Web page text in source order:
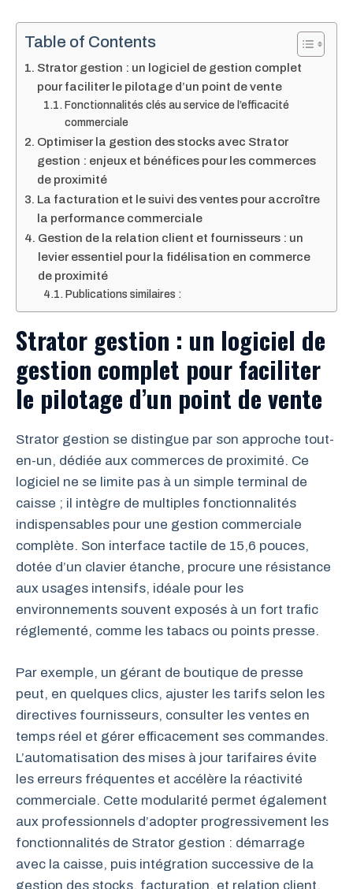
Table of Contents
Strator gestion : un logiciel de gestion complet
pour faciliter le pilotage d’un point de vente
Fonctionnalités clés au service de l’efficacité
commerciale
Optimiser la gestion des stocks avec Strator
gestion : enjeux et bénéfices pour les commerces
de proximité
La facturation et le suivi des ventes pour accroître
la performance commerciale
Gestion de la relation client et fournisseurs : un
levier essentiel pour la fidélisation en commerce
de proximité
Publications similaires :
Strator gestion : un logiciel de
gestion complet pour faciliter
le pilotage d’un point de vente
Strator gestion se distingue par son approche tout-
en-un, dédiée aux commerces de proximité. Ce
logiciel ne se limite pas à un simple terminal de
caisse ; il intègre de multiples fonctionnalités
indispensables pour une gestion commerciale
complète. Son interface tactile de 15,6 pouces,
dotée d’un clavier étanche, procure une résistance
aux usages intensifs, idéale pour les
environnements souvent exposés à un fort trafic
réglementé, comme les tabacs ou points presse.
Par exemple, un gérant de boutique de presse
peut, en quelques clics, ajuster les tarifs selon les
directives fournisseurs, consulter les ventes en
temps réel et gérer efficacement ses commandes.
L’automatisation des mises à jour tarifaires évite
les erreurs fréquentes et accélère la réactivité
commerciale. Cette modularité permet également
aux professionnels d’adopter progressivement les
fonctionnalités de Strator gestion : démarrage
avec la caisse, puis intégration successive de la
gestion des stocks, facturation, et relation client.